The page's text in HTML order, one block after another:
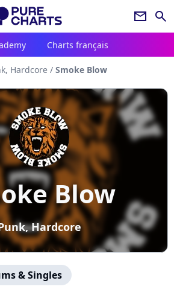
newsletter search
Charts français
Hardcore / Smoke Blow
Blow
Hardcore
& Singles